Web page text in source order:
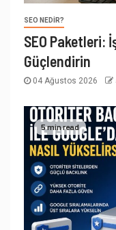
SEO NEDIR?
SEO Paketleri:
Güçlendirin
04 Ağustos 2026
5 min read